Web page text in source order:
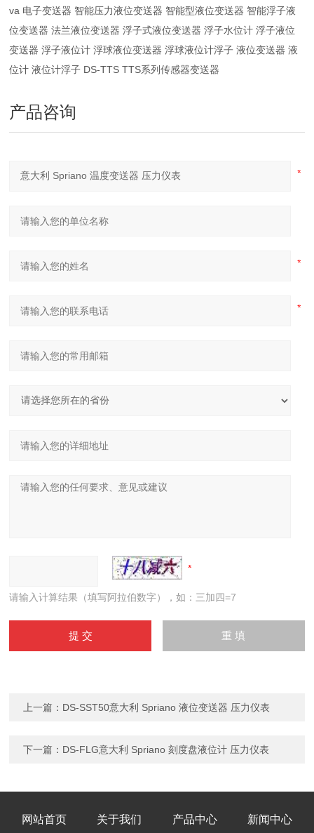
va 电子变送器 智能压力液位变送器 智能型液位变送器 智能浮子液
位变送器 法兰液位变送器 浮子式液位变送器 浮子水位计 浮子液位
变送器 浮子液位计 浮球液位变送器 浮球液位计浮子 液位变送器 液
位计 液位计浮子 DS-TTS TTS系列传感器变送器
产品咨询
请输入计算结果（填写阿拉伯数字），如：三加四=7
上一篇： DS-SST50意大利 Spriano 液位变送器 压力仪表
下一篇： DS-FLG意大利 Spriano 刻度盘液位计 压力仪表
网站首页 关于我们 产品中心 新闻中心